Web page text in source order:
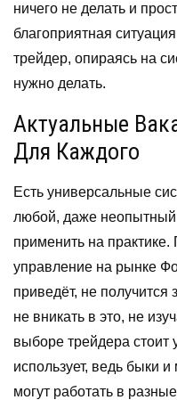
ничего не делать и
благоприятная
трейдер, опираясь на
нужно делать.
Актуальные
Для Каждого
Есть универсальные
любой, даже неопытный
применить на
управление на рынке
приведёт, не получится
не вникать в это, не
выборе трейдера стоит
использует, ведь быки
могут работать в